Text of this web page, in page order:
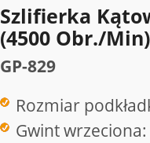
Szlifierka
(4500 Obr./min)
GP-829
Rozmiar
Gwint